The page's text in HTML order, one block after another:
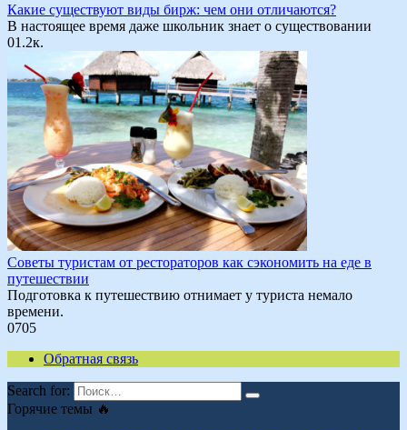
Какие существуют виды бирж: чем они отличаются?
В настоящее время даже школьник знает о существовании
01.2к.
Советы туристам от рестораторов как сэкономить на еде в
путешествии
Подготовка к путешествию отнимает у туриста немало
времени.
0705
Обратная связь
Search for:
Горячие темы 🔥